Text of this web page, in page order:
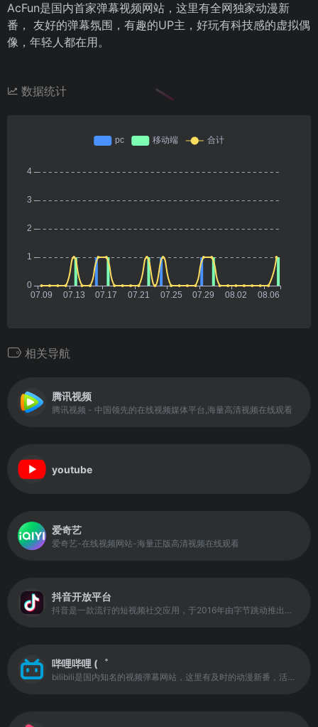
AcFun是国内首家弹幕视频网站，这里有全网独家动漫新
番， 友好的弹幕氛围，有趣的UP主，好玩有科技感的虚拟偶
像，年轻人都在用。
数据统计
相关导航
腾讯视频
腾讯视频 - 中国领先的在线视频媒体平台,海量高清视频在线观看
youtube
爱奇艺
爱奇艺-在线视频网站-海量正版高清视频在线观看
抖音开放平台
抖音是一款流行的短视频社交应用，于2016年由字节跳动推出。它允许用户制作、分享15秒到60秒的短视频，其中包括了音乐、舞蹈、搞笑、美食等各种类型的内容。 抖音的用户群体非常广泛，包括了各种年龄段和职业。用户可以在抖音上寻找有趣的视频、关注自己喜欢的用户、和其他用户互动等。 抖音的特色功能包括了: 智能推荐算法：根据用户的兴趣和喜好，推荐与用户匹配的视频和用户。 短视频编辑工具：内置丰富的滤镜、特效、音乐等编辑工具，用户可以轻松制作出高质量的短视频。 互动功能：用户可以在视频下方留言、点赞、分享、关注等，与其他用户互动。 抖音已经成为了一款风靡全球的社交应用，对于个人和企业来说都是一种非常好的推广和营销渠道。如果您还没有尝试过抖音，快来下载体验吧！
哔哩哔哩 (゜
bilibili是国内知名的视频弹幕网站，这里有及时的动漫新番，活跃的ACG氛围，有创意的Up主。大家可以在这里找到许多欢乐。